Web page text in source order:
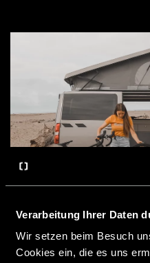
Verarbeitung Ihrer Daten
Wir setzen beim Besuch
Cookies ein, die es uns